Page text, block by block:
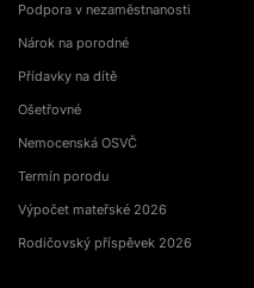
Podpora v nezaměstnanosti
Nárok na porodné
Přídavky na dítě
Ošetřovné
Nemocenská OSVČ
Termín porodu
Výpočet mateřské 2026
Rodičovský příspěvek 2026